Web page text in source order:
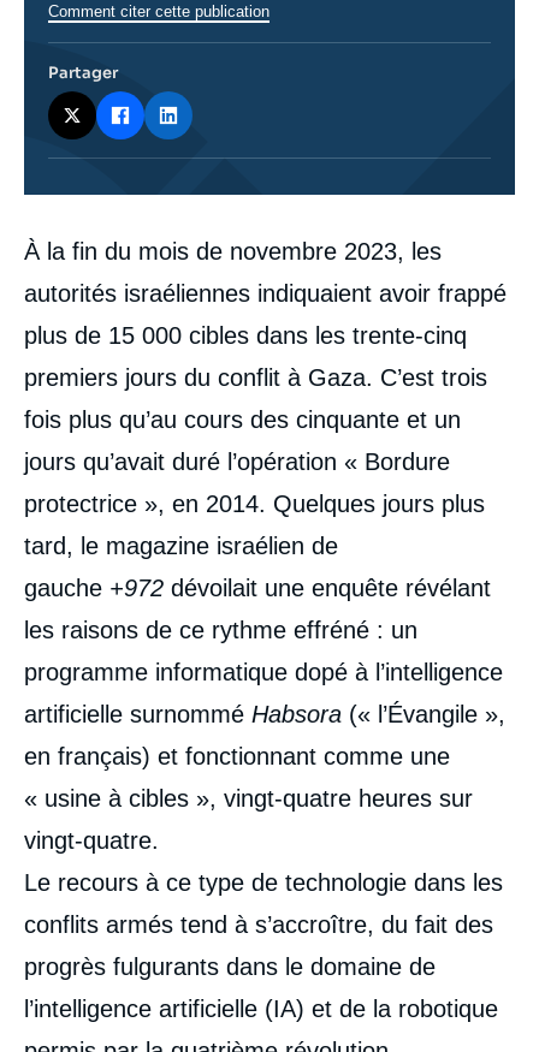
Corps
analyses
À la fin du mois de novembre 2023, les
autorités israéliennes indiquaient avoir frappé
plus de 15 000 cibles dans les trente-cinq
premiers jours du conflit à Gaza. C’est trois
fois plus qu’au cours des cinquante et un
jours qu’avait duré l’opération « Bordure
protectrice », en 2014. Quelques jours plus
tard, le magazine israélien de
gauche +972 dévoilait une enquête révélant
les raisons de ce rythme effréné : un
programme informatique dopé à l’intelligence
artificielle surnommé Habsora (« l’Évangile »,
en français) et fonctionnant comme une
« usine à cibles », vingt-quatre heures sur
vingt-quatre.
Le recours à ce type de technologie dans les
conflits armés tend à s’accroître, du fait des
progrès fulgurants dans le domaine de
l’intelligence artificielle (IA) et de la robotique
Comment citer cette publication
Partager